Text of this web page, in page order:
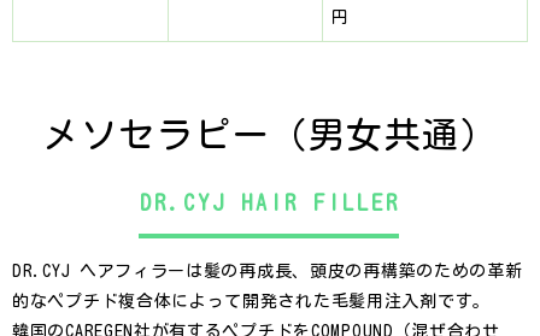
円
メソセラピー（男女共通）
DR.CYJ HAIR FILLER
DR.CYJ ヘアフィラーは髪の再成長、頭皮の再構築のための革新
的なペプチド複合体によって開発された毛髪用注入剤です。
韓国のCAREGEN社が有するペプチドをCOMPOUND（混ぜ合わせ